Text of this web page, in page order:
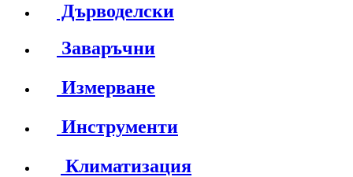
Дърводелски
Заваръчни
Измерване
Инструменти
Климатизация